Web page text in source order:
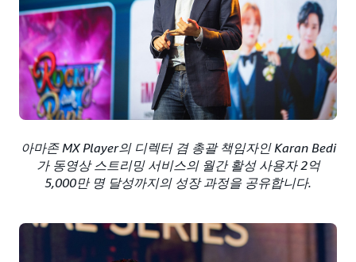
아마존 MX Player의 디렉터 겸 총괄 책임자인 Karan Bedi
가 동영상 스트리밍 서비스의 월간 활성 사용자 2억
5,000만 명 달성까지의 성장 과정을 공유합니다.